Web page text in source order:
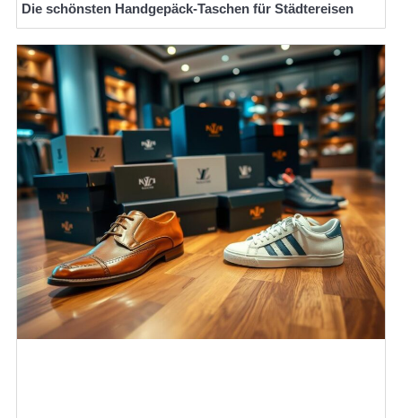
Die schönsten Handgepäck-Taschen für Städtereisen